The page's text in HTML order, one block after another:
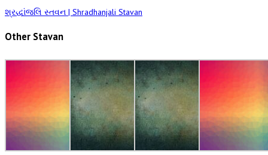
શ્રદ્ધાંજલિ સ્તવન | Shradhanjali Stavan
Other Stavan